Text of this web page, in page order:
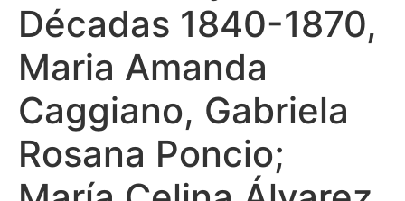
Décadas 1840-1870,
Maria Amanda
Caggiano, Gabriela
Rosana Poncio;